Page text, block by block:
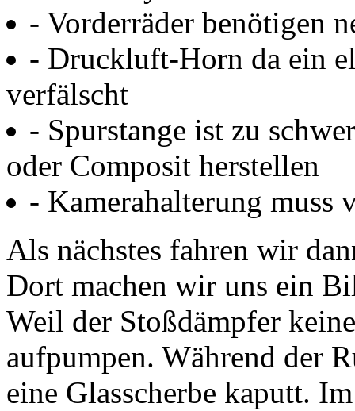
- Vorderräder benötigen
- Druckluft-Horn da ein
verfälscht
- Spurstange ist zu
oder Composit herstellen
- Kamerahalterung muss
Als nächstes fahren wir
Dort machen wir uns ein
Weil der Stoßdämpfer
aufpumpen. Während der
eine Glasscherbe kaputt.